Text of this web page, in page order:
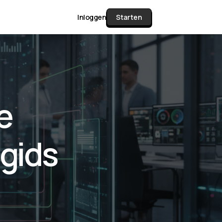
Matrix
alle pakketten en mogelijkheden
documenten verzamelen en facturen
tot controleren, boeken, bank
& klant dashboard.
Inloggen Starten